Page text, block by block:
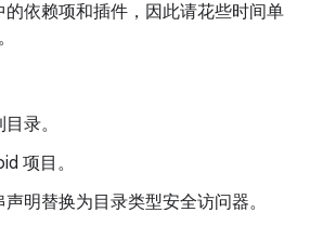
的依赖项和插件，因此请花些时间单
录。
项目。
明替换为目录类型安全访问器。